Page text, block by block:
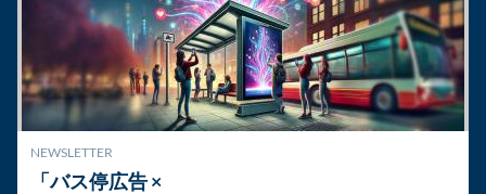
NEWSLETTER
「バス停広告 ×